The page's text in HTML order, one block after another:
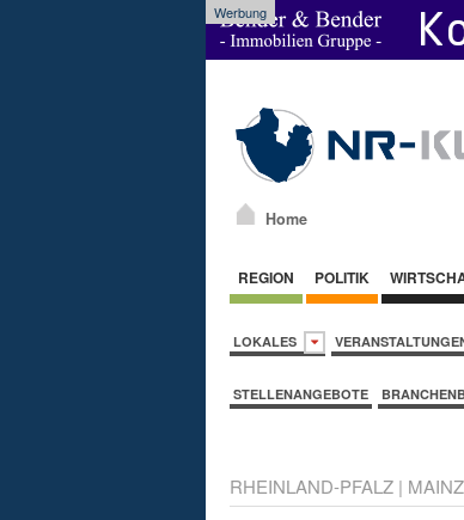
Werbung
Home
REGION POLITIK
LOKALES
STELLENANGEBOTE
RHEINLAND-PFALZ | MAINZ